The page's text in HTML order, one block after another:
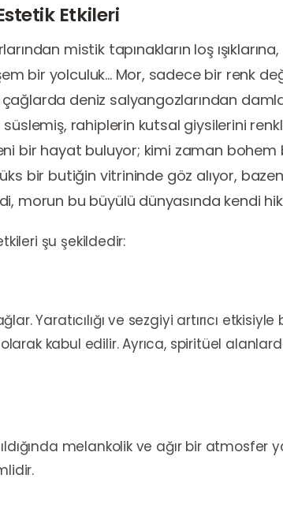
Etkileri
mistik tapınakların loş
bir yolculuk... Mor, sadece bir renk
deniz salyangozlarından
süslemiş, rahiplerin kutsal giysilerini
bir hayat buluyor; kimi zaman bohem
bir butiğin vitrininde göz alıyor,
morun bu büyülü dünyasında kendi
şu şekildedir:
Yaratıcılığı ve sezgiyi artırıcı
kabul edilir. Ayrıca, spiritüel
melankolik ve ağır bir